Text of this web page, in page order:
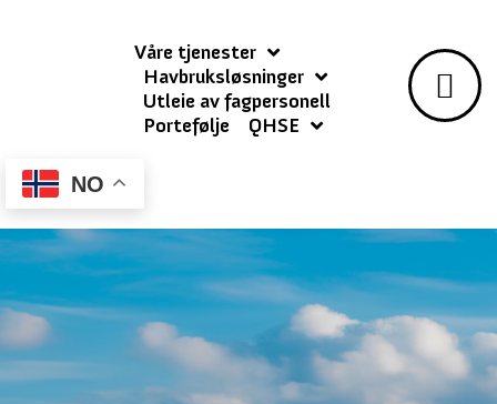
Våre tjenester
Havbruksløsninger
Utleie av fagpersonell
Portefølje
QHSE
NO